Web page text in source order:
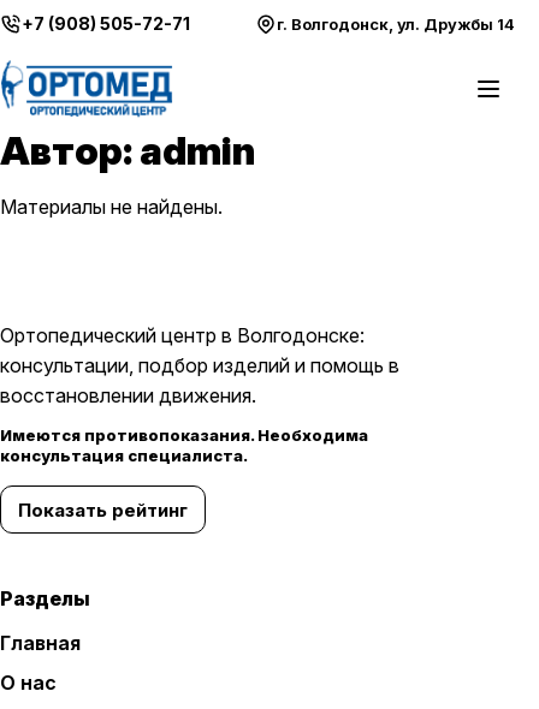
Перейти к содержимому г. Волгодонск, ул. Дружбы 14
+7 (908) 505-72-71
Автор:admin
Материалы не найдены.
Ортопедический центр в Волгодонске:
консультации, подбор изделий и помощь в
восстановлении движения.
Имеются противопоказания. Необходима
консультация специалиста.
Показать рейтинг
Разделы
Главная
О нас